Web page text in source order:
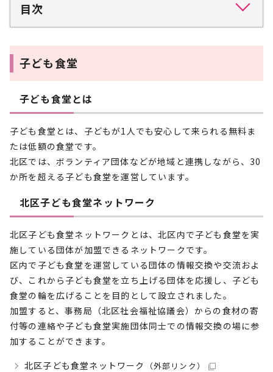
目次
子ども食堂
子ども食堂とは
子ども食堂とは、子どもが1人でも安心して来られる無料ま
たは低額の食堂です。
北区では、ボランティア団体などが地域と連携しながら、30
か所を超える子ども食堂を運営しています。
北区子ども食堂ネットワーク
北区子ども食堂ネットワークとは、北区内で子ども食堂を実
施している団体が加盟できるネットワークです。
区内で子ども食堂を運営している団体の情報交換や交流およ
び、これから子ども食堂を立ち上げる団体を応援し、子ども
食堂の輪を広げることを目的として設立されました。
加盟すると、事務局（北区社会福祉協議会）からの食材の寄
付等の連絡や子ども食堂実施団体同士での情報交換の場に参
加することができます。
北区子ども食堂ネットワーク
（外部リンク）